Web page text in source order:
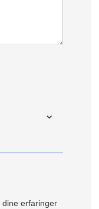
dine erfaringer